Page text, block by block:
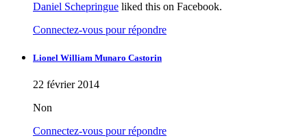
Daniel Schepringue liked this on Facebook.
Connectez-vous pour répondre
Lionel William Munaro Castorin
22 février 2014
Non
Connectez-vous pour répondre